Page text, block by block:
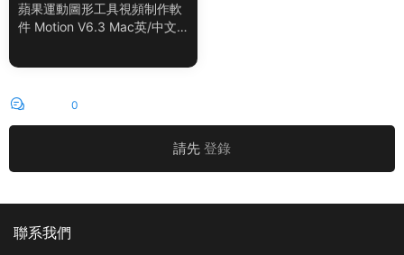
蘋果運動圖形工具視頻制作軟
件 Motion V6.3 Mac英/中文
0
請先 登錄
聯系我們